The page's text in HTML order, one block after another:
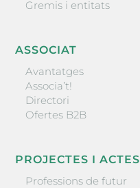
Gremis i entitats
ASSOCIAT
Avantatges
Associa’t!
Directori
Ofertes B2B
PROJECTES I ACTES
Professions de futur